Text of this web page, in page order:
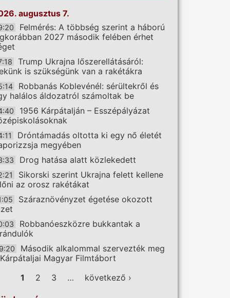
augusztus 7.
Felmérés: A többség szerint a háború
2027 második felében érhet
Trump Ukrajna lőszerellátásáról:
is szükségünk van a rakétákra
Robbanás Koblevénél: sérültekről és
halálos áldozatról számoltak be
1956 Kárpátalján – Esszépályázat
Dróntámadás oltotta ki egy nő életét
megyében
Drog hatása alatt közlekedett
Sikorski szerint Ukrajna felett kellene
az orosz rakétákat
Száraznövényzet égetése okozott
Robbanóeszközre bukkantak a
Második alkalommal szervezték meg
Magyar Filmtábort
1 2 3 … következő ›